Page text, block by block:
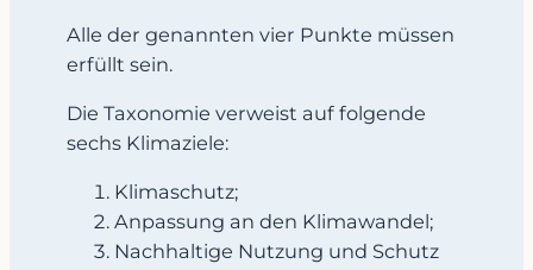
Alle der genannten vier Punkte müssen
erfüllt sein.
Die Taxonomie verweist auf folgende
sechs Klimaziele:
Klimaschutz;
Anpassung an den Klimawandel;
Nachhaltige Nutzung und Schutz